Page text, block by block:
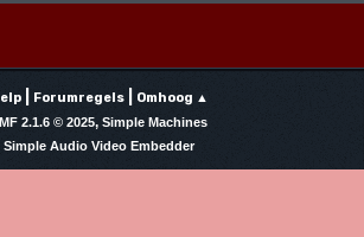
| Forumregels| Omhoog ▲
2.1.6 © 2025, Simple Machines
Simple Audio Video Embedder